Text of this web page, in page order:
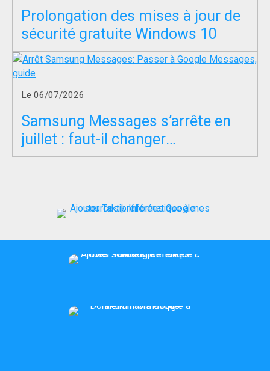
Prolongation des mises à jour de
sécurité gratuite Windows 10
Le 06/07/2026
Samsung Messages s’arrête en
juillet : faut-il changer
d’application SMS ?